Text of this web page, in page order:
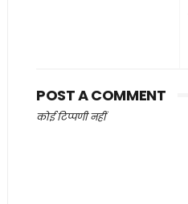
POST A COMMENT
कोई टिप्पणी नहीं